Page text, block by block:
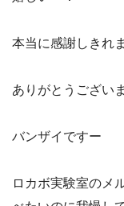
本当に感謝しきれ
ありがとうござい
バンザイですー
ロカボ実験室のメ